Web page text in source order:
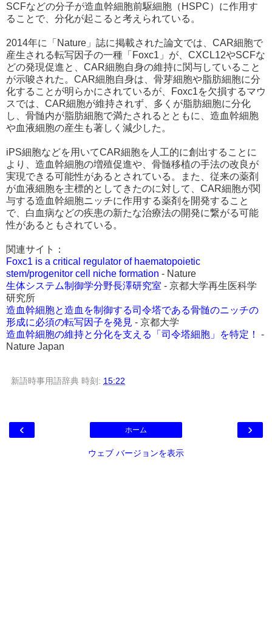
SCFなどの分子が造血幹細胞前駆細胞（HSPC）に作用す
ることで、分化が起こると考えられている。
2014年に「Nature」誌に掲載された論文では、CAR細胞で
産生される転写因子の一種「Foxc1」が、CXCL12やSCFな
どの発現促進と、CAR細胞自身の維持に関与していること
が示唆された。CAR細胞自身は、骨芽細胞や脂肪細胞に分
化することが明らかにされているが、Foxc1を欠損するマウ
スでは、CAR細胞が維持されず、多くが脂肪細胞に分化
し、骨髄内が脂肪細胞で満たされるとともに、造血幹細胞
や血液細胞の産生も著しく減少した。
iPS細胞などを用いてCAR細胞を人工的に創出することに
より、造血幹細胞の増殖促進や、骨髄移植の手法の改良が
実現できる可能性があるとされている。また、従来の薬剤
が血液細胞を主標的としてきたのに対して、CAR細胞が関
与する造血幹細胞ニッチに作用する薬剤を開発すること
で、白血病などの疾患の新たな治療法の開発に繋がる可能
性があるともされている。
関連サイト：
Foxc1 is a critical regulator of haematopoietic
stem/progenitor cell niche formation - Nature
生体システム制御学分野長澤研究室 - 京都大学再生医科学
研究所
造血幹細胞と造血を制御する司令塔である骨髄のニッチの
形成に必須の転写因子を発見 - 京都大学
造血幹細胞の維持と分化を支える「司令塔細胞」を特定！
-
Nature Japan
新語時事用語辞典 時刻: 15:22
‹ ›
ホーム
ウェブ バージョンを表示